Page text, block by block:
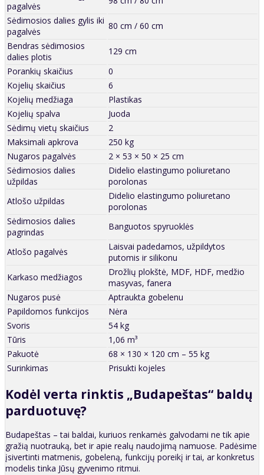
pagalvės
Sėdimosios dalies gylis iki
pagalvės
80 cm / 60 cm
Bendras sėdimosios
dalies plotis
129 cm
Porankių skaičius
0
Kojelių skaičius
6
Kojelių medžiaga
Plastikas
Kojelių spalva
Juoda
Sėdimų vietų skaičius
2
Maksimali apkrova
250 kg
Nugaros pagalvės
2 × 53 × 50 × 25 cm
Sėdimosios dalies
užpildas
Didelio elastingumo poliuretano
porolonas
Atlošo užpildas
Didelio elastingumo poliuretano
porolonas
Sėdimosios dalies
pagrindas
Banguotos spyruoklės
Atlošo pagalvės
Laisvai padedamos, užpildytos
putomis ir silikonu
Karkaso medžiagos
Drožlių plokštė, MDF, HDF, medžio
masyvas, fanera
Nugaros pusė
Aptraukta gobelenu
Papildomos funkcijos
Nėra
Svoris
54 kg
Tūris
1,06 m³
Pakuotė
68 × 130 × 120 cm – 55 kg
Surinkimas
Prisukti kojeles
Kodėl verta rinktis „Budapeštas“ baldų
parduotuvę?
Budapeštas – tai baldai, kuriuos renkamės galvodami ne tik apie
gražią nuotrauką, bet ir apie realų naudojimą namuose. Padėsime
įsivertinti matmenis, gobeleną, funkcijų poreikį ir tai, ar konkretus
modelis tinka Jūsų gyvenimo ritmui.